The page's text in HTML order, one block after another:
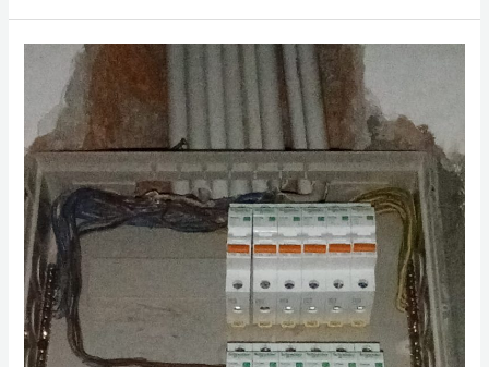
Tukang
Listrik
Makassar
–
Layanan
Instalasi
Listrik
Profesional
dan
Aman